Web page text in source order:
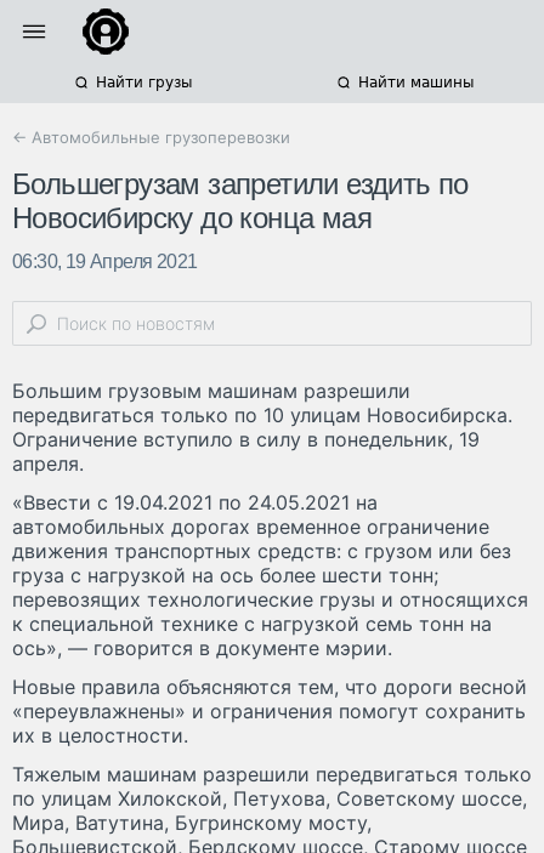
Найти грузы Найти машины
← Автомобильные грузоперевозки
Большегрузам запретили ездить по
Новосибирску до конца мая
06:30, 19 Апреля 2021
Большим грузовым машинам разрешили
передвигаться только по 10 улицам Новосибирска.
Ограничение вступило в силу в понедельник, 19
апреля.
«Ввести с 19.04.2021 по 24.05.2021 на
автомобильных дорогах временное ограничение
движения транспортных средств: с грузом или без
груза с нагрузкой на ось более шести тонн;
перевозящих технологические грузы и относящихся
к специальной технике с нагрузкой семь тонн на
ось», — говорится в документе мэрии.
Новые правила объясняются тем, что дороги весной
«переувлажнены» и ограничения помогут сохранить
их в целостности.
Тяжелым машинам разрешили передвигаться только
по улицам Хилокской, Петухова, Советскому шоссе,
Мира, Ватутина, Бугринскому мосту,
Большевистской, Бердскому шоссе, Старому шоссе